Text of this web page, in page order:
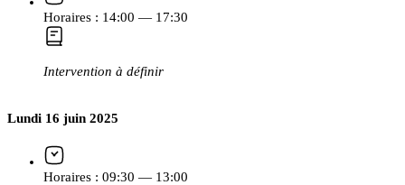
Horaires : 14:00 — 17:30
Intervention à définir
Lundi 16 juin 2025
Horaires : 09:30 — 13:00